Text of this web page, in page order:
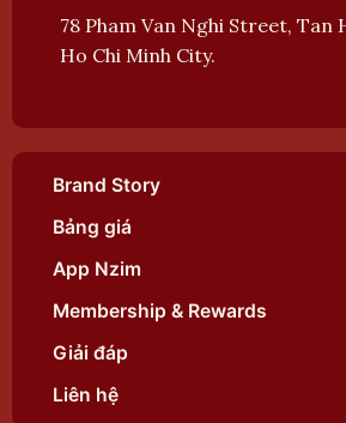
78 Pham Van Nghi Street, Tan
Ho Chi Minh City.
Brand Story
Bảng giá
App Nzim
Membership & Rewards
Giải đáp
Liên hệ